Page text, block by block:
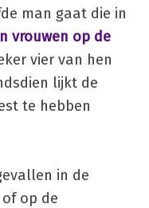
man gaat die in
vrouwen op de
vier van hen
lijkt de
te hebben
in de
op de